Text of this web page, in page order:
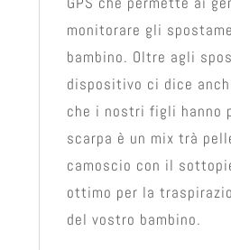
monitorare gli
bambino. Oltre agli
dispositivo ci dice
che i nostri figli hanno
scarpa è un mix trà
camoscio con il
ottimo per la
del vostro bambino.